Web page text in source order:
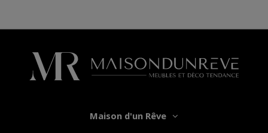
Maison d'un Rêve